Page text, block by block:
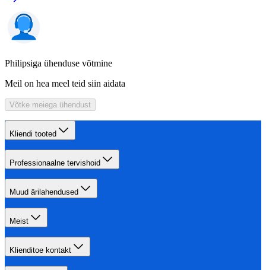
Philipsiga ühenduse võtmine
Meil on hea meel teid siin aidata
Võtke meiega ühendust
Kliendi tooted
Professionaalne tervishoid
Muud ärilahendused
Meist
Klienditoe kontakt